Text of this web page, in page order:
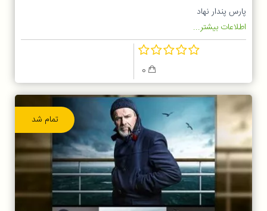
پارس پندار نهاد
اطلاعات بیشتر...
تمام شد